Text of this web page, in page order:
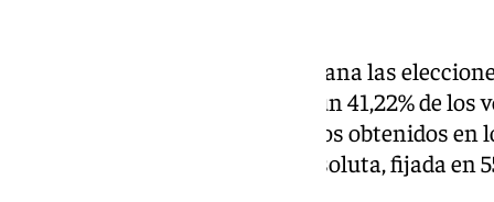
Con el 87,02% escrutado, el PP gana las
consigue 53 escaños, logrando un 41,22% de
menos que los 58 parlamentarios obtenidos en
dos diputados de la mayoría absoluta, fijada en